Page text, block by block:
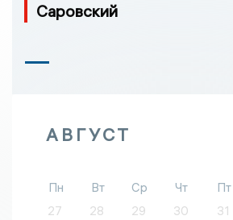
Саровский
АВГУСТ
Пн Вт Ср Чт Пт
27
28 29 30 31